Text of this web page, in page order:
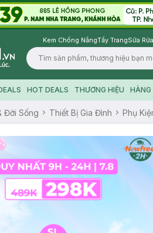
Kem Chống NắngTẩy TrangSữa
HOT DEALS THƯƠNG HIỆU HÀNG
Đời Sống Thiết Bị Gia Đình Phụ